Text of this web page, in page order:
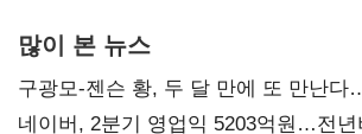
많이 본 뉴스
구광모-젠슨 황, 두 달 만에 또 만난다
네이버, 2분기 영업익 5203억원…전년